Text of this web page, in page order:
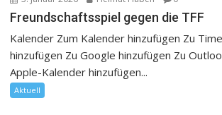
Freundschaftsspiel gegen die TFF
Kalender Zum Kalender hinzufügen Zu
hinzufügen Zu Google hinzufügen Zu
Apple-Kalender hinzufügen...
Aktuell